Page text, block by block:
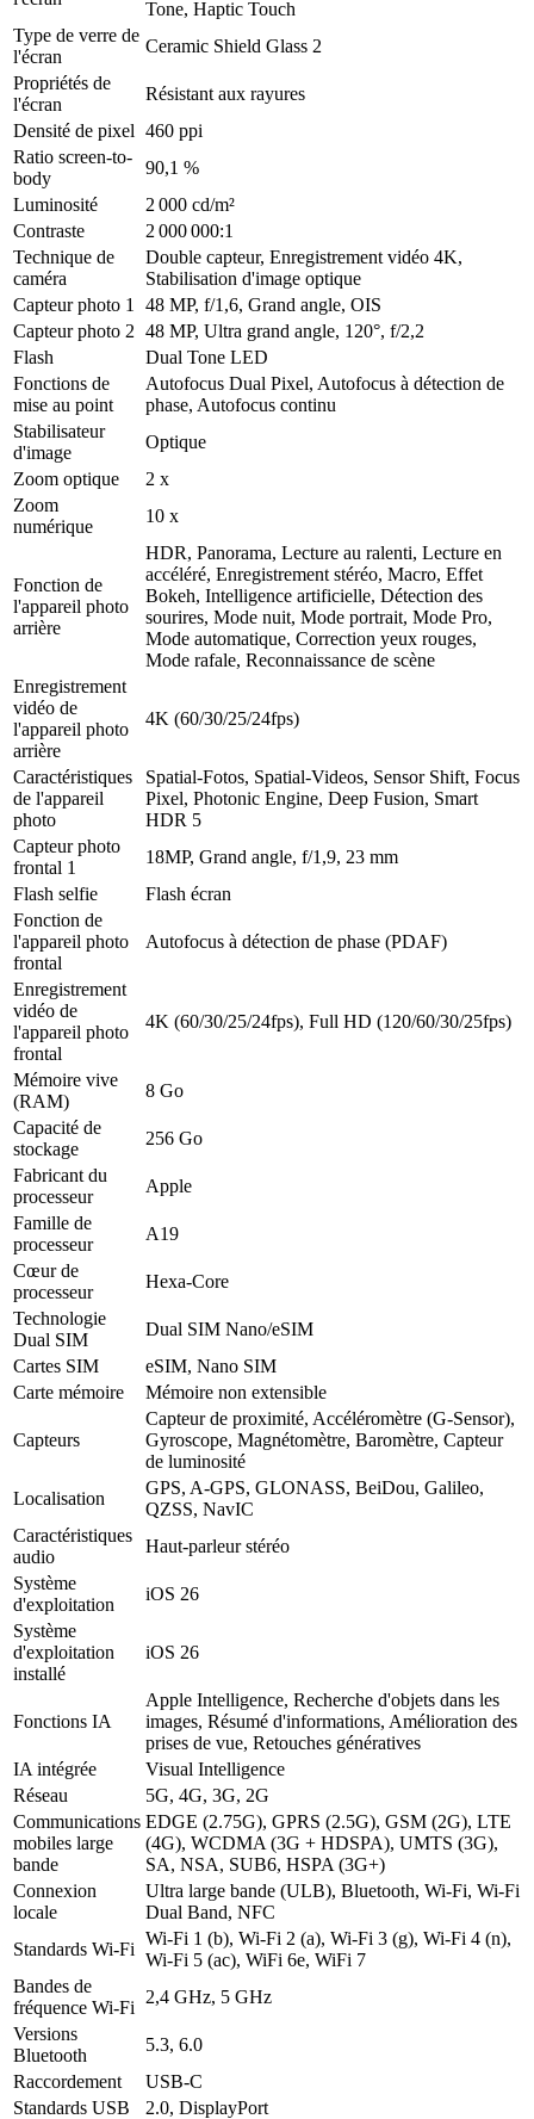
Tone, Haptic Touch
Type de verre de
l'écran
Ceramic Shield Glass 2
Propriétés de
l'écran
Résistant aux rayures
Densité de pixel 460 ppi
Ratio screen-to-
body
90,1 %
Luminosité
2 000 cd/m²
Contraste
2 000 000:1
Technique de
caméra
Double capteur, Enregistrement vidéo 4K,
Stabilisation d'image optique
Capteur photo 1
48 MP, f/1,6, Grand angle, OIS
Capteur photo 2 48 MP, Ultra grand angle, 120°, f/2,2
Flash
Dual Tone LED
Fonctions de
mise au point
Autofocus Dual Pixel, Autofocus à détection de
phase, Autofocus continu
Stabilisateur
d'image
Optique
Zoom optique
2 x
Zoom
numérique
10 x
Fonction de
l'appareil photo
arrière
HDR, Panorama, Lecture au ralenti, Lecture en
accéléré, Enregistrement stéréo, Macro, Effet
Bokeh, Intelligence artificielle, Détection des
sourires, Mode nuit, Mode portrait, Mode Pro,
Mode automatique, Correction yeux rouges,
Mode rafale, Reconnaissance de scène
Enregistrement
vidéo de
l'appareil photo
arrière
4K (60/30/25/24fps)
Caractéristiques
de l'appareil
photo
Spatial-Fotos, Spatial-Videos, Sensor Shift, Focus
Pixel, Photonic Engine, Deep Fusion, Smart
HDR 5
Capteur photo
frontal 1
18MP, Grand angle, f/1,9, 23 mm
Flash selfie
Flash écran
Fonction de
l'appareil photo
frontal
Autofocus à détection de phase (PDAF)
Enregistrement
vidéo de
l'appareil photo
frontal
4K (60/30/25/24fps), Full HD (120/60/30/25fps)
Mémoire vive
(RAM)
8 Go
Capacité de
stockage
256 Go
Fabricant du
processeur
Apple
Famille de
processeur
A19
Cœur de
processeur
Hexa-Core
Technologie
Dual SIM
Dual SIM Nano/eSIM
Cartes SIM
eSIM, Nano SIM
Carte mémoire
Mémoire non extensible
Capteurs
Capteur de proximité, Accéléromètre (G-Sensor),
Gyroscope, Magnétomètre, Baromètre, Capteur
de luminosité
Localisation
GPS, A-GPS, GLONASS, BeiDou, Galileo,
QZSS, NavIC
Caractéristiques
audio
Haut-parleur stéréo
Système
d'exploitation
iOS 26
Système
d'exploitation
installé
iOS 26
Fonctions IA
Apple Intelligence, Recherche d'objets dans les
images, Résumé d'informations, Amélioration des
prises de vue, Retouches génératives
IA intégrée
Visual Intelligence
Réseau
5G, 4G, 3G, 2G
Communications
mobiles large
bande
EDGE (2.75G), GPRS (2.5G), GSM (2G), LTE
(4G), WCDMA (3G + HDSPA), UMTS (3G),
SA, NSA, SUB6, HSPA (3G+)
Connexion
locale
Ultra large bande (ULB), Bluetooth, Wi-Fi, Wi-Fi
Dual Band, NFC
Standards Wi-Fi
Wi-Fi 1 (b), Wi-Fi 2 (a), Wi-Fi 3 (g), Wi-Fi 4 (n),
Wi-Fi 5 (ac), WiFi 6e, WiFi 7
Bandes de
fréquence Wi-Fi
2,4 GHz, 5 GHz
Versions
Bluetooth
5.3, 6.0
Raccordement
USB-C
Standards USB
2.0, DisplayPort